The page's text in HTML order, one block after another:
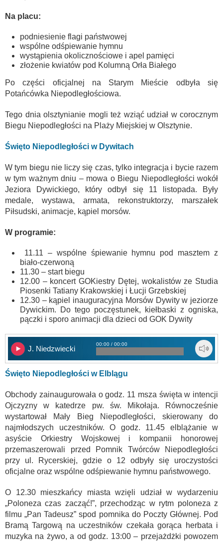
Na placu:
podniesienie flagi państwowej
wspólne odśpiewanie hymnu
wystąpienia okolicznościowe i apel pamięci
złożenie kwiatów pod Kolumną Orła Białego
Po części oficjalnej na Starym Mieście odbyła się
Potańcówka Niepodległościowa.
Tego dnia olsztynianie mogli też wziąć udział w corocznym
Biegu Niepodległości na Plaży Miejskiej w Olsztynie.
Święto Niepodległości w Dywitach
W tym biegu nie liczy się czas, tylko integracja i bycie razem
w tym ważnym dniu – mowa o Biegu Niepodległości wokół
Jeziora Dywickiego, który odbył się 11 listopada. Były
medale, wystawa, armata, rekonstruktorzy, marszałek
Piłsudski, animacje, kąpiel morsów.
W programie:
11.11 – wspólne śpiewanie hymnu pod masztem z
biało-czerwoną
11.30 – start biegu
12.00 – koncert GOKiestry Dętej, wokalistów ze Studia
Piosenki Tatiany Krakowskiej i Łucji Grzebskiej
12.30 – kąpiel inauguracyjna Morsów Dywity w jeziorze
Dywickim. Do tego poczęstunek, kiełbaski z ogniska,
pączki i sporo animacji dla dzieci od GOK Dywity
J. Niedzwiecki
00:00 / 00:00
Święto Niepodległości w Elblągu
Obchody zainaugurowała o godz. 11 msza święta w intencji
Ojczyzny w katedrze pw. św. Mikołaja. Równocześnie
wystartował Mały Bieg Niepodległości, skierowany do
najmłodszych uczestników. O godz. 11.45 elblążanie w
asyście Orkiestry Wojskowej i kompanii honorowej
przemaszerowali przed Pomnik Twórców Niepodległości
przy ul. Rycerskiej, gdzie o 12 odbyły się uroczystości
oficjalne oraz wspólne odśpiewanie hymnu państwowego.
O 12.30 mieszkańcy miasta wzięli udział w wydarzeniu
„Poloneza czas zacząć!”, przechodząc w rytm poloneza z
filmu „Pan Tadeusz” spod pomnika do Poczty Głównej. Pod
Bramą Targową na uczestników czekała gorąca herbata i
muzyka na żywo, a od godz. 13:00 – przejażdżki powozem